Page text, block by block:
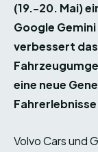
(19.-20. Mai)
Google
verbessert
eine neue
Volvo Cars und